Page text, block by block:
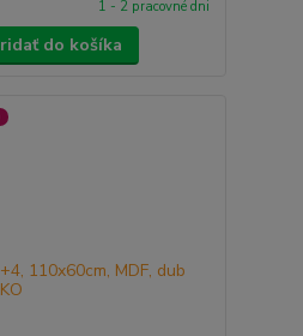
1 - 2 pracovné dni
do košíka